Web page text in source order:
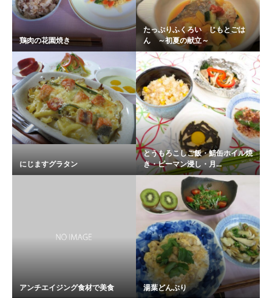
鶏肉の花園焼き
たっぷりふくろい じもとごは
ん ～初夏の献立～
にじますグラタン
とうもろこしご飯・鯖缶ホイル焼
き・ピーマン浸し・月...
アンチエイジング食材で美食 湯葉どんぶり